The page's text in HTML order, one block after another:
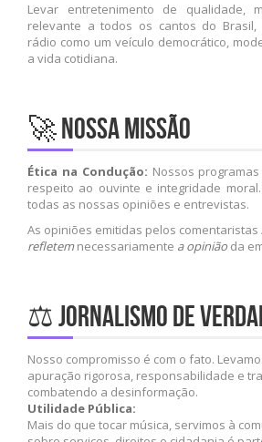
Levar entretenimento de qualidade,
relevante a todos os cantos do Brasil,
rádio como um veículo democrático,
a vida cotidiana.
🚀 Nossa Missão
Ética na Condução: Nossos
respeito ao ouvinte e integridade
todas as nossas opiniões e entrevistas.
As opiniões emitidas pelos
refletemnecessariamente a opinião da
⚖️ Jornalismo de
Nosso compromisso é com o fato.
apuração rigorosa, responsabilidade e
combatendo a desinformação.
Utilidade Pública:
Mais do que tocar música, servimos à